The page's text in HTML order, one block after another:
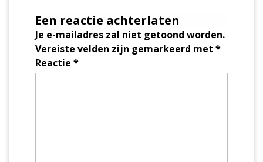
Een reactie achterlaten
Je e-mailadres zal niet getoond worden.
Vereiste velden zijn gemarkeerd met *
Reactie *